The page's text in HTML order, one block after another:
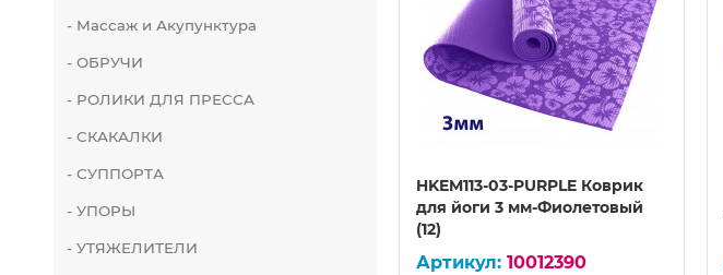
- Массаж и Акупунктура
- ОБРУЧИ
- РОЛИКИ ДЛЯ ПРЕССА
- СКАКАЛКИ
- СУППОРТА
- УПОРЫ
- УТЯЖЕЛИТЕЛИ
HKEM113-05-PINK Коврик для
йоги 5 мм-Розовый (12)
HKEM113-03-PURPLE Коврик
для йоги 3 мм-Фиолетовый
(12)
10012390